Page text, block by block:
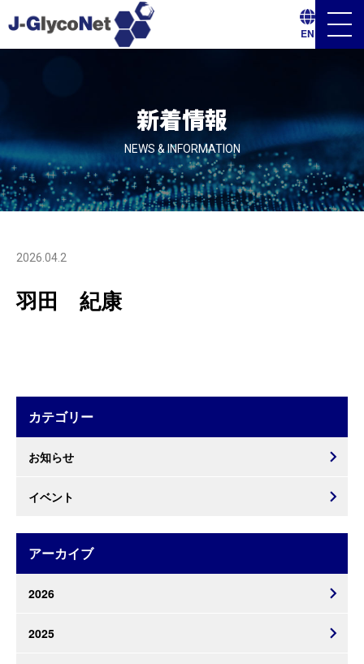
EN
ニ
ュ
新着情報
NEWS & INFORMATION
2026.04.2
羽田 紀康
カテゴリー
お知らせ
イベント
アーカイブ
2026
2025